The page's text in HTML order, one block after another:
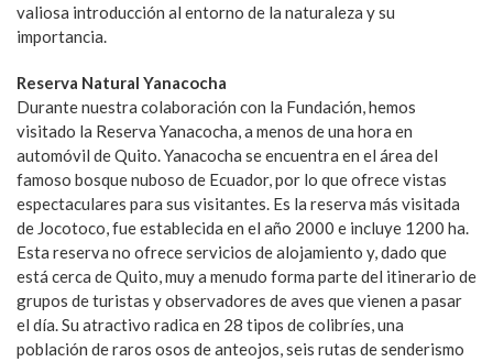
valiosa introducción al entorno de la naturaleza y su
importancia.
Reserva Natural Yanacocha
Durante nuestra colaboración con la Fundación, hemos
visitado la Reserva Yanacocha, a menos de una hora en
automóvil de Quito. Yanacocha se encuentra en el área del
famoso bosque nuboso de Ecuador, por lo que ofrece vistas
espectaculares para sus visitantes. Es la reserva más visitada
de Jocotoco, fue establecida en el año 2000 e incluye 1200 ha.
Esta reserva no ofrece servicios de alojamiento y, dado que
está cerca de Quito, muy a menudo forma parte del itinerario de
grupos de turistas y observadores de aves que vienen a pasar
el día. Su atractivo radica en 28 tipos de colibríes, una
población de raros osos de anteojos, seis rutas de senderismo